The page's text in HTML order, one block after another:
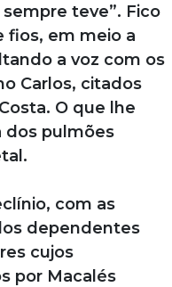
teve”. Fico
fios, em meio a
a voz com os
Carlos, citados
O que lhe
dos pulmões
com as
dependentes
cujos
por Macalés